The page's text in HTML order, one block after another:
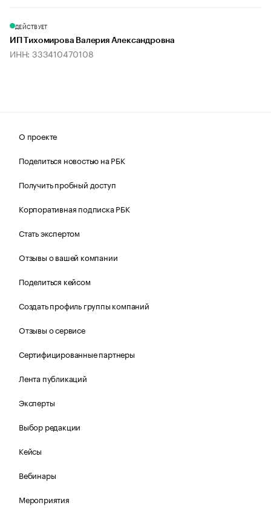
ДЕЙСТВУЕТ
ИП Тихомирова Валерия Александровна
ИНН: 333410470108
О проекте
Поделиться новостью на РБК
Получить пробный доступ
Корпоративная подписка РБК
Стать экспертом
Отзывы о вашей компании
Поделиться кейсом
Создать профиль группы компаний
Отзывы о сервисе
Сертифицированные партнеры
Лента публикаций
Эксперты
Выбор редакции
Кейсы
Вебинары
Мероприятия